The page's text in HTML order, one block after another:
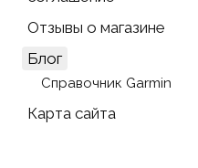
Отзывы о магазине
Блог
Справочник Garmin
Карта сайта